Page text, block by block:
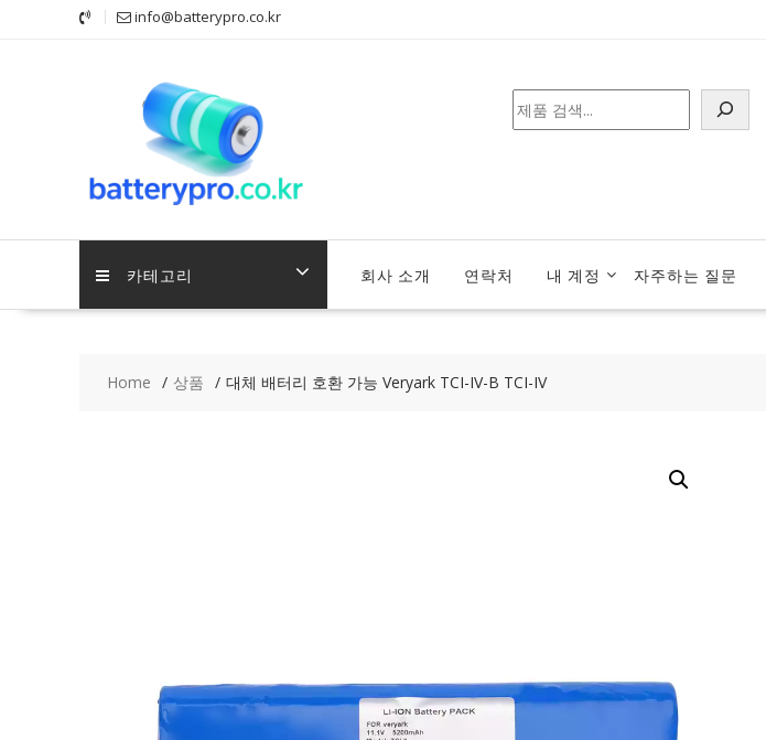
info@batterypro.co.kr
검
색
카테고리 회사 소개 연락처 내 계정 자주하는 질문
Home 상품 대체 배터리 호환 가능 Veryark TCI-IV-B TCI-IV